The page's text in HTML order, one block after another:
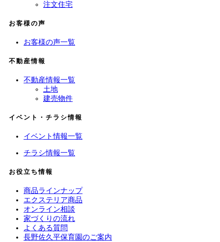
注文住宅
お客様の声
お客様の声一覧
不動産情報
不動産情報一覧
土地
建売物件
イベント・チラシ情報
イベント情報一覧
チラシ情報一覧
お役立ち情報
商品ラインナップ
エクステリア商品
オンライン相談
家づくりの流れ
よくある質問
長野佐久平保育園のご案内